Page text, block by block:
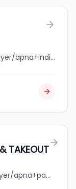
jobbank.gc.ca/browsejobs/employer/apna+indian+kitchen/ca
TAKEOUT
jobbank.gc.ca/browsejobs/employer/apna+panjab+sweets+%26+takeout/ca